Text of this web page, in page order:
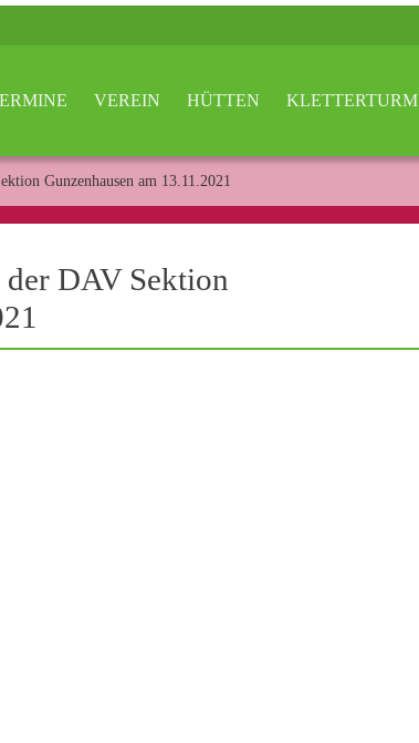
VEREIN HÜTTEN KLETTERTURM
Gunzenhausen am 13.11.2021
DAV Sektion